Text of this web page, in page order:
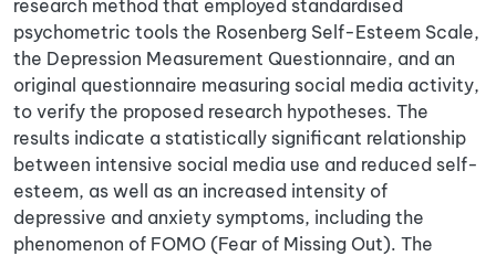
research method that employed standardised
psychometric tools the Rosenberg Self-Esteem Scale,
the Depression Measurement Questionnaire, and an
original questionnaire measuring social media activity,
to verify the proposed research hypotheses. The
results indicate a statistically significant relationship
between intensive social media use and reduced self-
esteem, as well as an increased intensity of
depressive and anxiety symptoms, including the
phenomenon of FOMO (Fear of Missing Out). The